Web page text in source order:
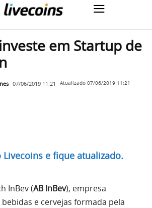
em Startup de
07/06/2019 11:21 Atualizado 07/06/2019 11:21
Livecoins e fique atualizado.
InBev (AB InBev), empresa
e cervejas formada pela